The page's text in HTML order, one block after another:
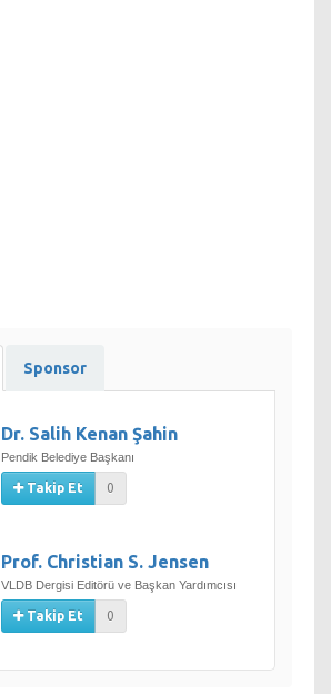
Sponsor
Dr. Salih Kenan Şahin
Pendik Belediye Başkanı
Takip Et 0
Prof. Christian S. Jensen
VLDB Dergisi Editörü ve Başkan Yardımcısı
Takip Et 0